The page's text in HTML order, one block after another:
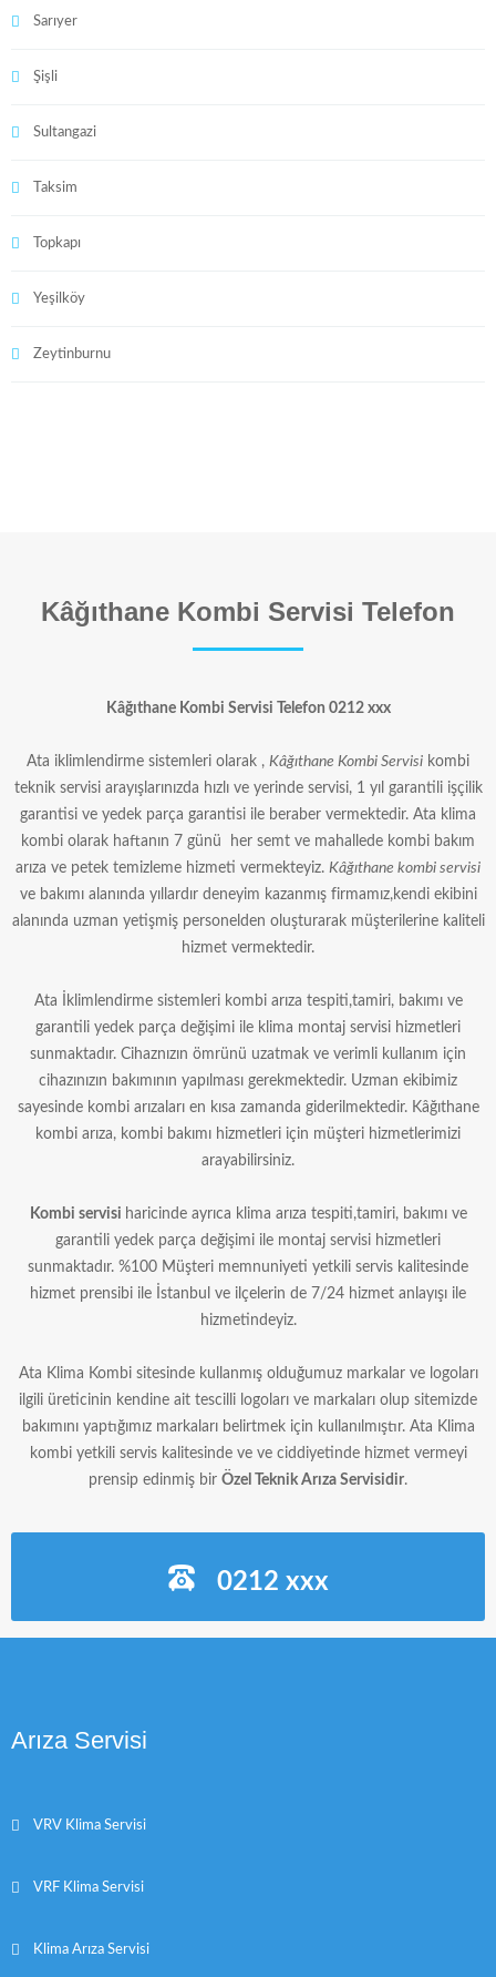
Sarıyer
Şişli
Sultangazi
Taksim
Topkapı
Yeşilköy
Zeytinburnu
Kâğıthane Kombi Servisi Telefon
Kâğıthane Kombi Servisi Telefon 0212 xxx
Ata iklimlendirme sistemleri olarak , Kâğıthane Kombi Servisi kombi
teknik servisi arayışlarınızda hızlı ve yerinde servisi, 1 yıl garantili işçilik
garantisi ve yedek parça garantisi ile beraber vermektedir. Ata klima
kombi olarak haftanın 7 günü her semt ve mahallede kombi bakım
arıza ve petek temizleme hizmeti vermekteyiz. Kâğıthane kombi servisi
ve bakımı alanında yıllardır deneyim kazanmış firmamız,kendi ekibini
alanında uzman yetişmiş personelden oluşturarak müşterilerine kaliteli
hizmet vermektedir.
Ata İklimlendirme sistemleri kombi arıza tespiti,tamiri, bakımı ve
garantili yedek parça değişimi ile klima montaj servisi hizmetleri
sunmaktadır. Cihaznızın ömrünü uzatmak ve verimli kullanım için
cihazınızın bakımının yapılması gerekmektedir. Uzman ekibimiz
sayesinde kombi arızaları en kısa zamanda giderilmektedir. Kâğıthane
kombi arıza, kombi bakımı hizmetleri için müşteri hizmetlerimizi
arayabilirsiniz.
Kombi servisi haricinde ayrıca klima arıza tespiti,tamiri, bakımı ve
garantili yedek parça değişimi ile montaj servisi hizmetleri
sunmaktadır. %100 Müşteri memnuniyeti yetkili servis kalitesinde
hizmet prensibi ile İstanbul ve ilçelerin de 7/24 hizmet anlayışı ile
hizmetindeyiz.
Ata Klima Kombi sitesinde kullanmış olduğumuz markalar ve logoları
ilgili üreticinin kendine ait tescilli logoları ve markaları olup sitemizde
bakımını yaptığımız markaları belirtmek için kullanılmıştır. Ata Klima
kombi yetkili servis kalitesinde ve ve ciddiyetinde hizmet vermeyi
prensip edinmiş bir Özel Teknik Arıza Servisidir.
0212 xxx
Arıza Servisi
VRV Klima Servisi
VRF Klima Servisi
Klima Arıza Servisi